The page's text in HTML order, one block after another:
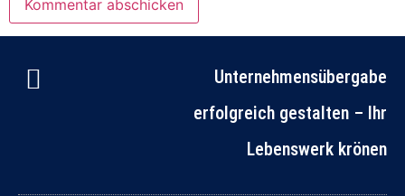
Unternehmensübergabe
erfolgreich gestalten – Ihr
Lebenswerk krönen